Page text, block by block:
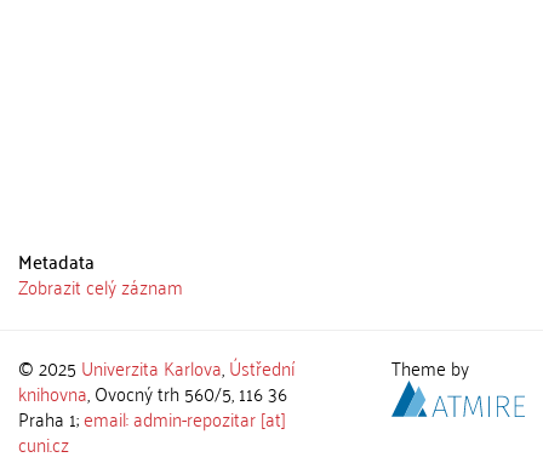
Metadata
Zobrazit celý záznam
© 2025 Univerzita Karlova,Ústřední
knihovna, Ovocný trh 560/5, 116 36
Praha 1;email: admin-repozitar [at]
cuni.cz
Theme by